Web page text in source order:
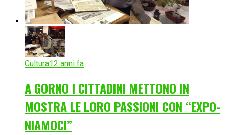
Cultura12 anni fa
A GORNO I CITTADINI METTONO IN
MOSTRA LE LORO PASSIONI CON “EXPO-
NIAMOCI”